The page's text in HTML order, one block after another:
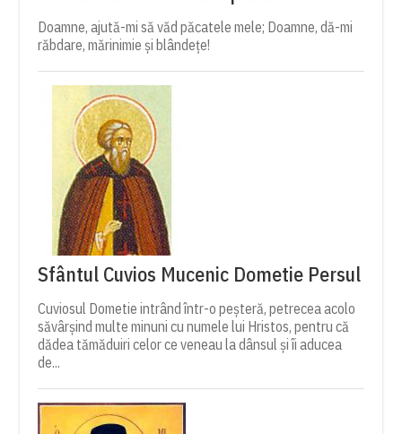
Doamne, ajută-mi să văd păcatele mele; Doamne, dă-mi
răbdare, mărinimie şi blândeţe!
Sfântul Cuvios Mucenic Dometie Persul
Cuviosul Dometie intrând într-o peșteră, petrecea acolo
săvârșind multe minuni cu numele lui Hristos, pentru că
dădea tămăduiri celor ce veneau la dânsul și îi aducea
de...